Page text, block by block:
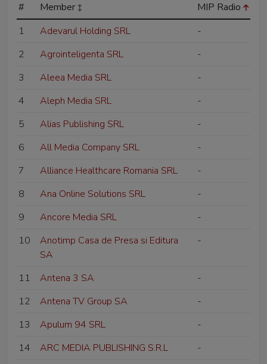
# Member
MIP Radio
1
Adevarul Holding SRL
-
2
Agrointeligenta SRL
-
3
Aleea Media SRL
-
4
Aleph Media SRL
-
5
Alias Publishing SRL
-
6
All Media Company SRL
-
7
Alliance Healthcare Romania SRL
-
8
Ana Online Solutions SRL
-
9
Ancore Media SRL
-
10
Anotimp Casa de Presa si Editura
SA
-
11 Antena 3 SA
-
12
Antena TV Group SA
-
13
Apulum 94 SRL
-
14
ARC MEDIA PUBLISHING S.R.L
-